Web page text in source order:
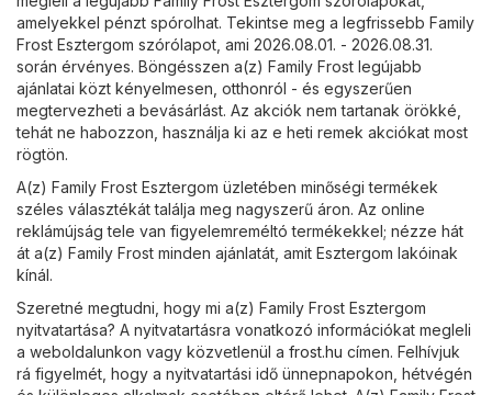
amelyekkel pénzt spórolhat. Tekintse meg a legfrissebb Family
Frost Esztergom szórólapot, ami 2026.08.01. - 2026.08.31.
során érvényes. Böngésszen a(z) Family Frost legújabb
ajánlatai közt kényelmesen, otthonról - és egyszerűen
megtervezheti a bevásárlást. Az akciók nem tartanak örökké,
tehát ne habozzon, használja ki az e heti remek akciókat most
rögtön.
A(z) Family Frost Esztergom üzletében minőségi termékek
széles választékát találja meg nagyszerű áron. Az online
reklámújság tele van figyelemreméltó termékekkel; nézze hát
át a(z) Family Frost minden ajánlatát, amit Esztergom lakóinak
kínál.
Szeretné megtudni, hogy mi a(z) Family Frost Esztergom
nyitvatartása? A nyitvatartásra vonatkozó információkat megleli
a weboldalunkon vagy közvetlenül a frost.hu címen. Felhívjuk
rá figyelmét, hogy a nyitvatartási idő ünnepnapokon, hétvégén